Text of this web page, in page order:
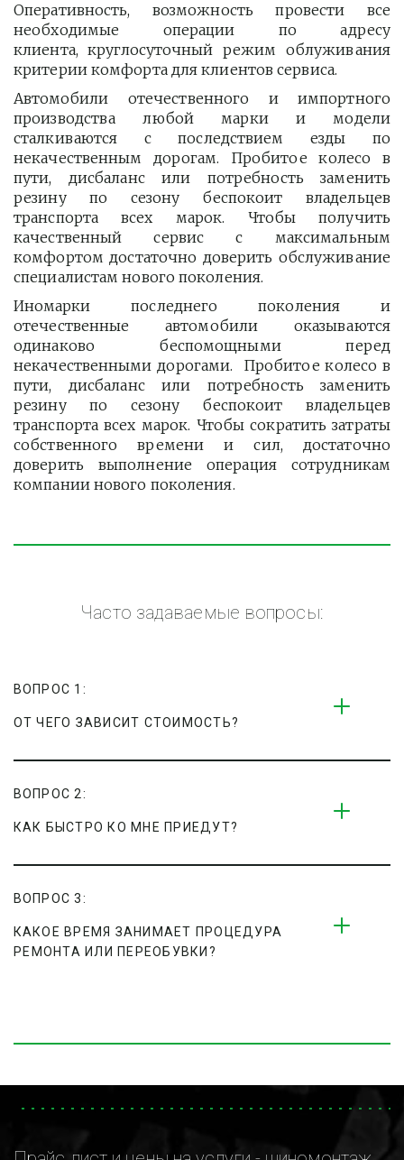
Оперативность, возможность провести все
необходимые операции по адресу
клиента, круглосуточный режим облуживания
критерии комфорта для клиентов сервиса.
Автомобили отечественного и импортного
производства любой марки и модели
сталкиваются с последствием езды по
некачественным дорогам. Пробитое колесо в
пути, дисбаланс или потребность заменить
резину по сезону беспокоит владельцев
транспорта всех марок. Чтобы получить
качественный сервис с максимальным
комфортом достаточно доверить обслуживание
специалистам нового поколения.
Иномарки последнего поколения и
отечественные автомобили оказываются
одинаково беспомощными перед
некачественными дорогами. Пробитое колесо в
пути, дисбаланс или потребность заменить
резину по сезону беспокоит владельцев
транспорта всех марок. Чтобы сократить затраты
собственного времени и сил, достаточно
доверить выполнение операция сотрудникам
компании нового поколения.
Часто задаваемые вопросы:
ВОПРОС 1:
ОТ ЧЕГО ЗАВИСИТ СТОИМОСТЬ?
ВОПРОС 2:
КАК БЫСТРО КО МНЕ ПРИЕДУТ?
ВОПРОС 3:
КАКОЕ ВРЕМЯ ЗАНИМАЕТ ПРОЦЕДУРА
РЕМОНТА ИЛИ ПЕРЕОБУВКИ?